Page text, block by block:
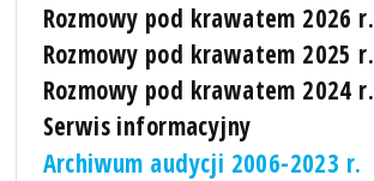
Rozmowy pod krawatem 2026 r.
Rozmowy pod krawatem 2025 r.
Rozmowy pod krawatem 2024 r.
Serwis informacyjny
Archiwum audycji 2006-2023 r.